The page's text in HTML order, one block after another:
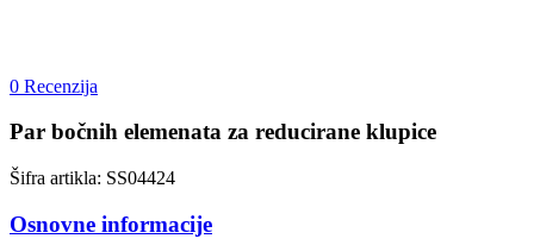
0 Recenzija
Par bočnih elemenata za reducirane klupice
Šifra artikla: SS04424
Osnovne informacije